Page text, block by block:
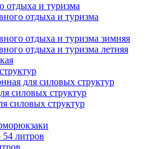
отдыха и туризма
отдыха и туризма
отдыха и туризма зимняя
отдыха и туризма летняя
для силовых структур
силовых структур
силовых структур
литров